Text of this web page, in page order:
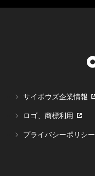
サイボウズ企業情報
ロゴ、商標利用
プライバシーポリシー